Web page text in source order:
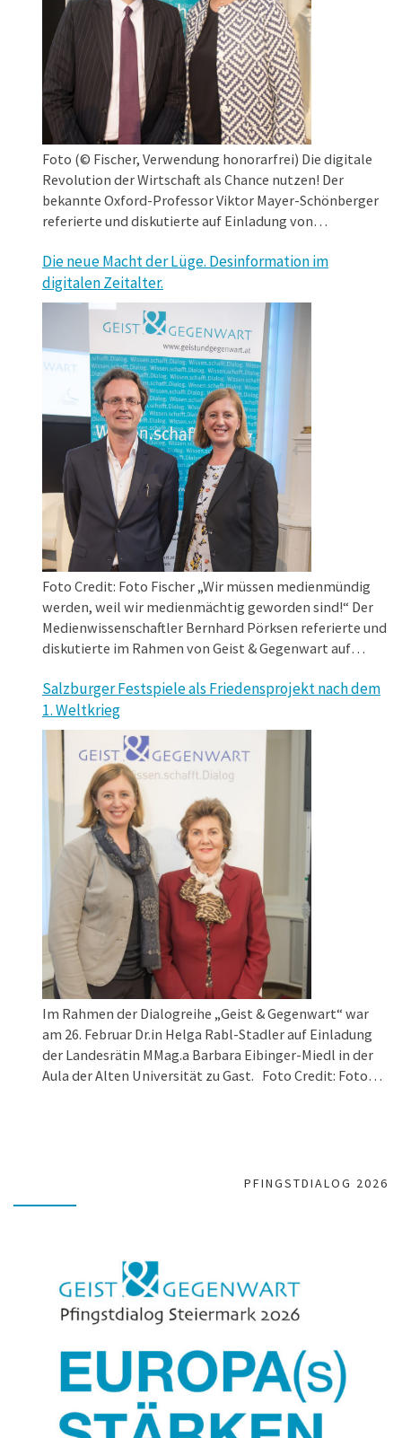
Foto (© Fischer, Verwendung honorarfrei) Die digitale
Revolution der Wirtschaft als Chance nutzen! Der
bekannte Oxford-Professor Viktor Mayer-Schönberger
referierte und diskutierte auf Einladung von
Eibinger-Miedl im Rahmen der Geist & Gegenwart-
Dialogreihe über den tiefgreifenden Wandel, der sich
aufgrund der Digitalisierung in unserer Wirtschaft
vollzieht. Dieser bietet große Chancen, aber auch
Herausforderungen,…
Die neue Macht der Lüge. Desinformation im
digitalen Zeitalter.
Foto Credit: Foto Fischer „Wir müssen medienmündig
werden, weil wir medienmächtig geworden sind!“ Der
Medienwissenschaftler Bernhard Pörksen referierte und
diskutierte im Rahmen von Geist & Gegenwart auf
Eibinger-Miedl über die „Deregulierung des
Wahrheitsmarktes“, die durch digitale Medien und die
von ihnen verursachte „Neuorganisation der
Informationswelt“ zu beobachten ist. Notwendig sei
daher
…
Salzburger Festspiele als Friedensprojekt nach dem
1. Weltkrieg
Im Rahmen der Dialogreihe „Geist & Gegenwart“ war
am 26. Februar Dr.in Helga Rabl-Stadler auf Einladung
der Landesrätin MMag.a Barbara Eibinger-Miedl in der
Aula der Alten Universität zu Gast. Foto Credit: Foto
PFINGSTDIALOG 2026